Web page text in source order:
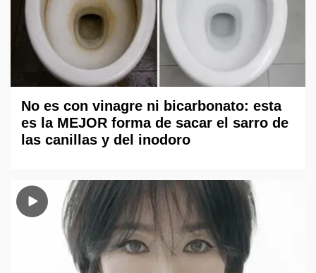
No es con vinagre ni bicarbonato: esta
es la MEJOR forma de sacar el sarro de
las canillas y del inodoro